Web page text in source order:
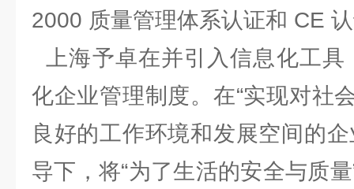
2000 质量管理体系认证和
上海予卓在并引入信息化工具
化企业管理制度。在“实现对社
良好的工作环境和发展空间的
导下，将“为了生活的安全与质